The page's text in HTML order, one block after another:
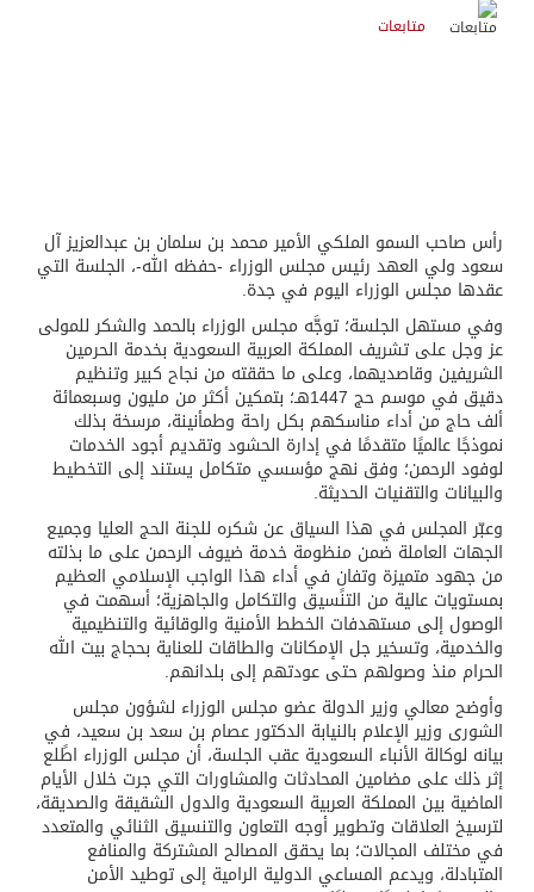
متابعات
رأس صاحب السمو الملكي الأمير محمد بن سلمان بن عبدالعزيز آل
سعود ولي العهد رئيس مجلس الوزراء -حفظه الله-، الجلسة التي
عقدها مجلس الوزراء اليوم في جدة.
وفي مستهل الجلسة؛ توجَّه مجلس الوزراء بالحمد والشكر للمولى
عز وجل على تشريف المملكة العربية السعودية بخدمة الحرمين
الشريفين وقاصديهما، وعلى ما حققته من نجاح كبير وتنظيم
دقيق في موسم حج 1447هـ؛ بتمكين أكثر من مليون وسبعمائة
ألف حاج من أداء مناسكهم بكل راحة وطمأنينة، مرسخة بذلك
نموذجًا عالميًا متقدمًا في إدارة الحشود وتقديم أجود الخدمات
لوفود الرحمن؛ وفق نهج مؤسسي متكامل يستند إلى التخطيط
والبيانات والتقنيات الحديثة.
وعبّر المجلس في هذا السياق عن شكره للجنة الحج العليا وجميع
الجهات العاملة ضمن منظومة خدمة ضيوف الرحمن على ما بذلته
من جهود متميزة وتفانٍ في أداء هذا الواجب الإسلامي العظيم
بمستويات عالية من التنسيق والتكامل والجاهزية؛ أسهمت في
الوصول إلى مستهدفات الخطط الأمنية والوقائية والتنظيمية
والخدمية، وتسخير جل الإمكانات والطاقات للعناية بحجاج بيت الله
الحرام منذ وصولهم حتى عودتهم إلى بلدانهم.
وأوضح معالي وزير الدولة عضو مجلس الوزراء لشؤون مجلس
الشورى وزير الإعلام بالنيابة الدكتور عصام بن سعد بن سعيد، في
بيانه لوكالة الأنباء السعودية عقب الجلسة، أن مجلس الوزراء اطًلع
إثر ذلك على مضامين المحادثات والمشاورات التي جرت خلال الأيام
الماضية بين المملكة العربية السعودية والدول الشقيقة والصديقة،
لترسيخ العلاقات وتطوير أوجه التعاون والتنسيق الثنائي والمتعدد
في مختلف المجالات؛ بما يحقق المصالح المشتركة والمنافع
المتبادلة، ويدعم المساعي الدولية الرامية إلى توطيد الأمن